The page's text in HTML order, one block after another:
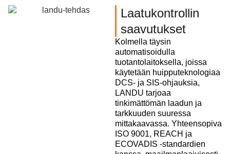
Laatukontrollin
saavutukset
Kolmella täysin
automatisoidulla
tuotantolaitoksella, joissa
käytetään huipputeknologiaa
DCS- ja SIS-ohjauksia,
LANDU tarjoaa
tinkimättömän laadun ja
tarkkuuden suuressa
mittakaavassa. Yhteensopiva
ISO 9001, REACH ja
ECOVADIS -standardien